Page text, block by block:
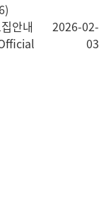
안내
2026-02-
03